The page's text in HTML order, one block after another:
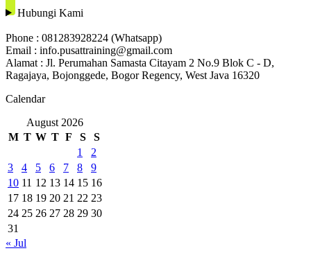
Hubungi Kami
Phone : 081283928224 (Whatsapp)
Email : info.pusattraining@gmail.com
Alamat : Jl. Perumahan Samasta Citayam 2 No.9 Blok C - D,
Ragajaya, Bojonggede, Bogor Regency, West Java 16320
Calendar
August 2026
M T W T F S
S
1
2
3
4 5 6 7 8
9
10 11 12 13 14 15 16
17 18 19 20 21 22 23
24 25 26 27 28 29 30
31
« Jul